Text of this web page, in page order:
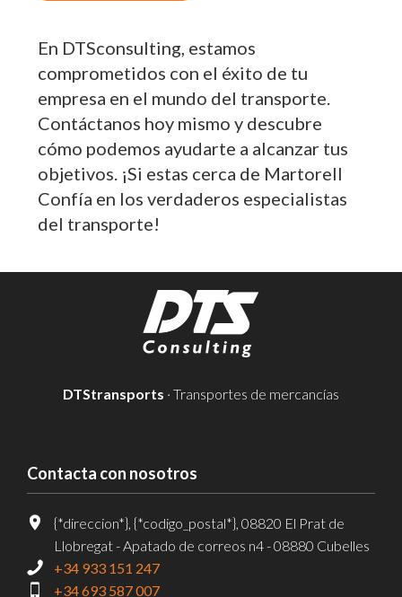
En DTSconsulting, estamos
comprometidos con el éxito de tu
empresa en el mundo del transporte.
Contáctanos hoy mismo y descubre
cómo podemos ayudarte a alcanzar tus
objetivos. ¡Si estas cerca de Martorell
Confía en los verdaderos especialistas
del transporte!
DTStransports · Transportes de mercancías
Contacta con nosotros
{*direccion*}, {*codigo_postal*}, 08820 El Prat de
Llobregat - Apatado de correos n4 - 08880 Cubelles
+34 933 151 247
+34 693 587 007